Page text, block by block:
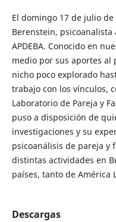
El domingo 17 de julio
Berenstein,
APDEBA. Conocido en
medio por sus aportes al
nicho poco explorado
trabajo con los vínculos,
Laboratorio de Pareja y
puso a disposición de
investigaciones y su
psicoanálisis de pareja y
distintas actividades en
países, tanto de América
Descargas